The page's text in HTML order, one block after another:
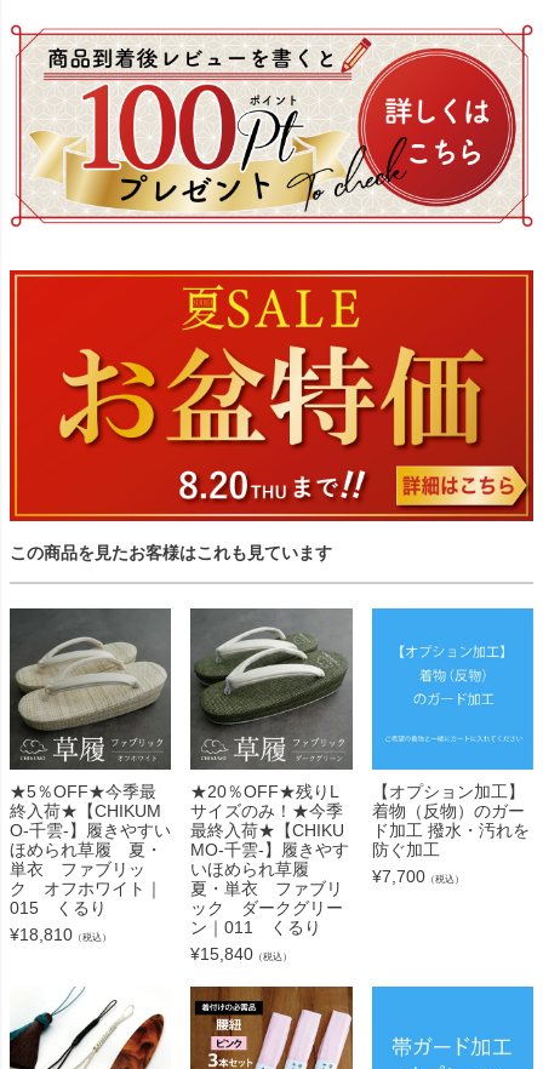
この商品を見たお客様はこれも見ています
★5％OFF★今季最
終入荷★【CHIKUM
O-千雲-】履きやすい
ほめられ草履 夏・
単衣 ファブリッ
ク オフホワイト｜
015 くるり
¥18,810 （税込）
★20％OFF★残りL
サイズのみ！★今季
最終入荷★【CHIKU
MO-千雲-】履きやす
いほめられ草履
夏・単衣 ファブリ
ック ダークグリー
ン｜011 くるり
¥15,840 （税込）
【オプション加工】
着物（反物）のガー
ド加工 撥水・汚れを
防ぐ加工
¥7,700（税込）